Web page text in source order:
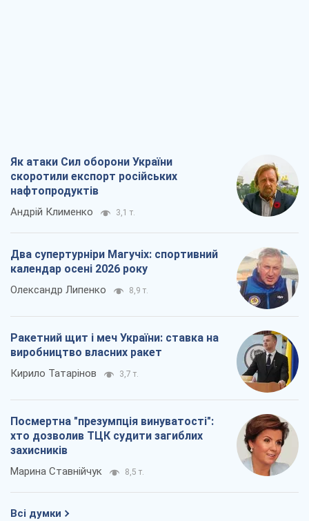
Як атаки Сил оборони України
скоротили експорт російських
нафтопродуктів
Андрій Клименко 3,1 т.
Два супертурніри Магучіх: спортивний
календар осені 2026 року
Олександр Липенко 8,9 т.
Ракетний щит і меч України: ставка на
виробництво власних ракет
Кирило Татарінов 3,7 т.
Посмертна "презумпція винуватості":
хто дозволив ТЦК судити загиблих
захисників
Марина Ставнійчук 8,5 т.
Всі думки